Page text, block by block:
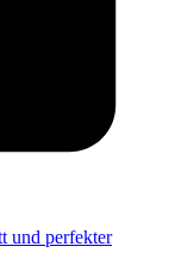
und perfekter